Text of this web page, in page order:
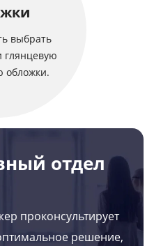
выбрать
глянцевую
обложки.
отдел
проконсультирует
решение,